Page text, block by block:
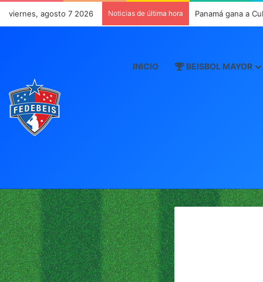
viernes, agosto 7 2026 Noticias de última hora Panamá ante
INICIO BEISBOL MAYOR